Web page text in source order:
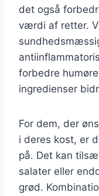
det også
værdi af retter.
forbedre
ingredienser
For dem, der
i deres kost, er
på. Det kan
salater eller
grød.